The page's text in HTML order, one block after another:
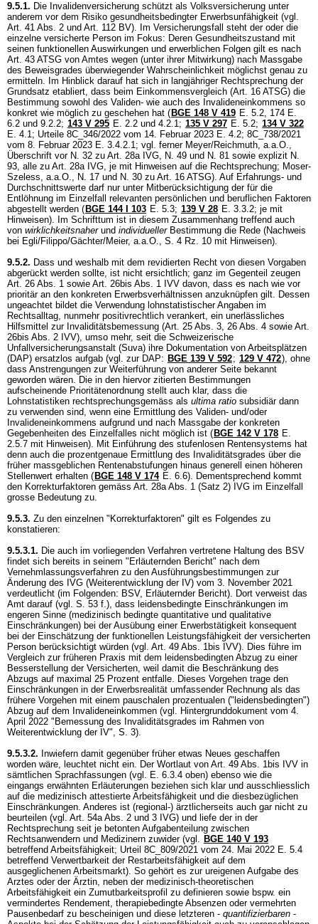
9.5.1. Die Invalidenversicherung schützt als Volksversicherung unter
anderem vor dem Risiko gesundheitsbedingter Erwerbsunfähigkeit (vgl.
Art. 41 Abs. 2 und Art. 112 BV). Im Versicherungsfall steht der oder die
einzelne versicherte Person im Fokus: Deren Gesundheitszustand mit
seinen funktionellen Auswirkungen und erwerblichen Folgen gilt es nach
Art. 43 ATSG von Amtes wegen (unter ihrer Mitwirkung) nach Massgabe
des Beweisgrades überwiegender Wahrscheinlichkeit möglichst genau zu
ermitteln. Im Hinblick darauf hat sich in langjähriger Rechtsprechung der
Grundsatz etabliert, dass beim Einkommensvergleich (Art. 16 ATSG) die
Bestimmung sowohl des Validen- wie auch des Invalideneinkommens so
konkret wie möglich zu geschehen hat ( BGE 148 V 419 E. 5.2, 174 E.
6.2 und 9.2.2; 143 V 295 E. 2.2 und 4.2.1; 135 V 297 E. 5.2; 134 V 322
E. 4.1; Urteile 8C_346/2022 vom 14. Februar 2023 E. 4.2; 8C_738/2021
vom 8. Februar 2023 E. 3.4.2.1; vgl. ferner Meyer/Reichmuth, a.a.O.,
Überschrift vor N. 32 zu Art. 28a IVG, N. 49 und N. 81 sowie explizit N.
93, alle zu Art. 28a IVG, je mit Hinweisen auf die Rechtsprechung; Moser-
Szeless, a.a.O., N. 17 und N. 30 zu Art. 16 ATSG). Auf Erfahrungs- und
Durchschnittswerte darf nur unter Mitberücksichtigung der für die
Entlöhnung im Einzelfall relevanten persönlichen und beruflichen Faktoren
abgestellt werden ( BGE 144 I 103 E. 5.3; 139 V 28 E. 3.3.2; je mit
Hinweisen). Im Schrifttum ist in diesem Zusammenhang treffend auch
von wirklichkeitsnaherund individuellerBestimmung die Rede (Nachweis
bei Egli/Filippo/Gächter/Meier, a.a.O., S. 4 Rz. 10 mit Hinweisen).
9.5.2. Dass und weshalb mit dem revidierten Recht von diesen Vorgaben
abgerückt werden sollte, ist nicht ersichtlich; ganz im Gegenteil zeugen
Art. 26 Abs. 1 sowie Art. 26bis Abs. 1 IVV davon, dass es nach wie vor
prioritär an den konkreten Erwerbsverhältnissen anzuknüpfen gilt. Dessen
ungeachtet bildet die Verwendung lohnstatistischer Angaben im
Rechtsalltag, nunmehr positivrechtlich verankert, ein unerlässliches
Hilfsmittel zur Invaliditätsbemessung (Art. 25 Abs. 3, 26 Abs. 4 sowie Art.
26bis Abs. 2 IVV), umso mehr, seit die Schweizerische
Unfallversicherungsanstalt (Suva) ihre Dokumentation von Arbeitsplätzen
(DAP) ersatzlos aufgab (vgl. zur DAP: BGE 139 V 592; 129 V 472), ohne
dass Anstrengungen zur Weiterführung von anderer Seite bekannt
geworden wären. Die in den hiervor zitierten Bestimmungen
aufscheinende Prioritätenordnung stellt auch klar, dass die
Lohnstatistiken rechtsprechungsgemäss als ultima ratio subsidiär dann
zu verwenden sind, wenn eine Ermittlung des Validen- und/oder
Invalideneinkommens aufgrund und nach Massgabe der konkreten
Gegebenheiten des Einzelfalles nicht möglich ist ( BGE 142 V 178 E.
2.5.7 mit Hinweisen). Mit Einführung des stufenlosen Rentensystems hat
denn auch die prozentgenaue Ermittlung des Invaliditätsgrades über die
früher massgeblichen Rentenabstufungen hinaus generell einen höheren
Stellenwert erhalten ( BGE 148 V 174 E. 6.6). Dementsprechend kommt
den Korrekturfaktoren gemäss Art. 28a Abs. 1 (Satz 2) IVG im Einzelfall
grosse Bedeutung zu.
9.5.3. Zu den einzelnen "Korrekturfaktoren" gilt es Folgendes zu
konstatieren:
9.5.3.1. Die auch im vorliegenden Verfahren vertretene Haltung des BSV
findet sich bereits in seinem "Erläuternden Bericht" nach dem
Vernehmlassungsverfahren zu den Ausführungsbestimmungen zur
Änderung des IVG (Weiterentwicklung der IV) vom 3. November 2021
verdeutlicht (im Folgenden: BSV, Erläuternder Bericht). Dort verweist das
Amt darauf (vgl. S. 53 f.), dass leidensbedingte Einschränkungen im
engeren Sinne (medizinisch bedingte quantitative und qualitative
Einschränkungen) bei der Ausübung einer Erwerbstätigkeit konsequent
bei der Einschätzung der funktionellen Leistungsfähigkeit der versicherten
Person berücksichtigt würden (vgl. Art. 49 Abs. 1bis IVV). Dies führe im
Vergleich zur früheren Praxis mit dem leidensbedingten Abzug zu einer
Besserstellung der Versicherten, weil damit die Beschränkung des
Abzugs auf maximal 25 Prozent entfalle. Dieses Vorgehen trage den
Einschränkungen in der Erwerbsrealität umfassender Rechnung als das
frühere Vorgehen mit einem pauschalen prozentualen ("leidensbedingten")
Abzug auf dem Invalideneinkommen (vgl. Hintergrunddokument vom 4.
April 2022 "Bemessung des Invaliditätsgrades im Rahmen von
Weiterentwicklung der IV", S. 3).
9.5.3.2. Inwiefern damit gegenüber früher etwas Neues geschaffen
worden wäre, leuchtet nicht ein. Der Wortlaut von Art. 49 Abs. 1bis IVV in
sämtlichen Sprachfassungen (vgl. E. 6.3.4 oben) ebenso wie die
eingangs erwähnten Erläuterungen beziehen sich klar und ausschliesslich
auf die medizinisch attestierte Arbeitsfähigkeit und die diesbezüglichen
Einschränkungen. Anderes ist (regional-) ärztlicherseits auch gar nicht zu
beurteilen (vgl. Art. 54a Abs. 2 und 3 IVG) und liefe der in der
Rechtsprechung seit je betonten Aufgabenteilung zwischen
Rechtsanwendern und Medizinern zuwider (vgl. BGE 140 V 193
betreffend Arbeitsfähigkeit; Urteil 8C_809/2021 vom 24. Mai 2022 E. 5.4
betreffend Verwertbarkeit der Restarbeitsfähigkeit auf dem
ausgeglichenen Arbeitsmarkt). So gehört es zur ureigenen Aufgabe des
Arztes oder der Ärztin, neben der medizinisch-theoretischen
Arbeitsfähigkeit ein Zumutbarkeitsprofil zu definieren sowie bspw. ein
vermindertes Rendement, therapiebedingte Absenzen oder vermehrten
Pausenbedarf zu bescheinigen und diese letzteren - quantifizierbaren -